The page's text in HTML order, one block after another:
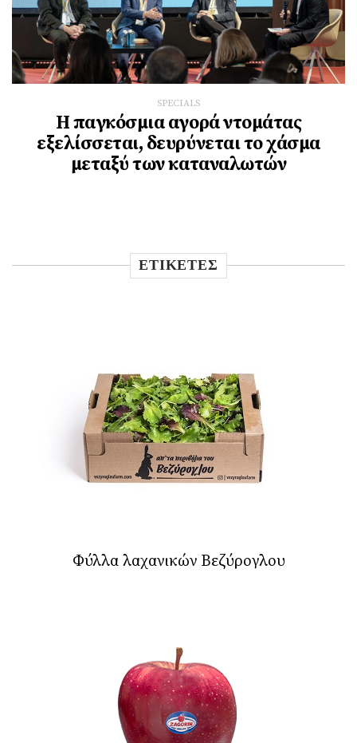
SPECIALS
Η παγκόσμια αγορά ντομάτας
εξελίσσεται, δευρύνεται το χάσμα
μεταξύ των καταναλωτών
ΕΤΙΚΕΤΕΣ
Φύλλα λαχανικών Βεζύρογλου